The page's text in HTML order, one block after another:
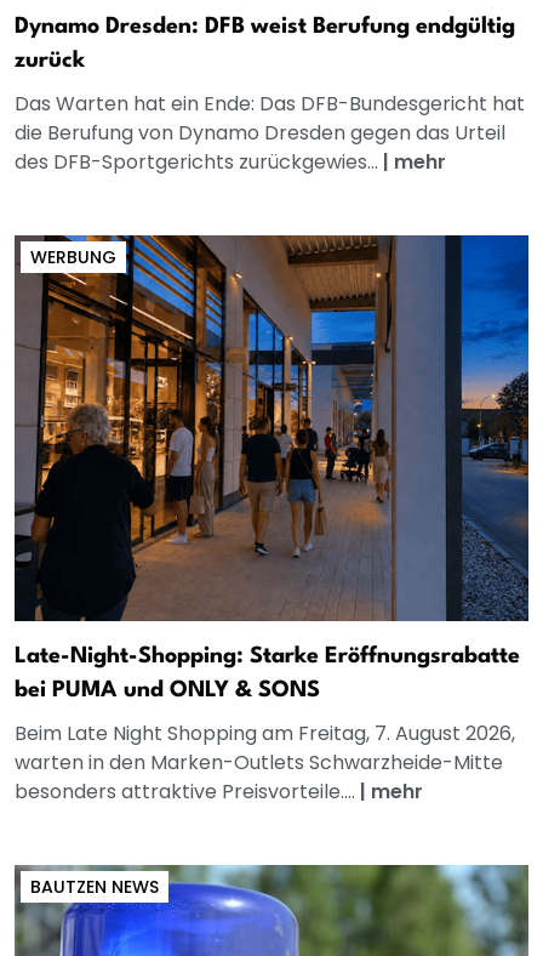
Dynamo Dresden: DFB weist Berufung endgültig
zurück
Das Warten hat ein Ende: Das DFB-Bundesgericht hat
die Berufung von Dynamo Dresden gegen das Urteil
des DFB-Sportgerichts zurückgewies... | mehr
WERBUNG
Late-Night-Shopping: Starke Eröffnungsrabatte
bei PUMA und ONLY & SONS
Beim Late Night Shopping am Freitag, 7. August 2026,
warten in den Marken-Outlets Schwarzheide-Mitte
besonders attraktive Preisvorteile.... | mehr
BAUTZEN NEWS